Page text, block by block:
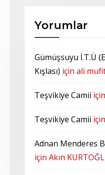
Yorumlar
Gümüşsuyu İ.T.Ü
Kışlası) için ali
Teşvikiye Camii için
Teşvikiye Camii için
Adnan Menderes
için Akın